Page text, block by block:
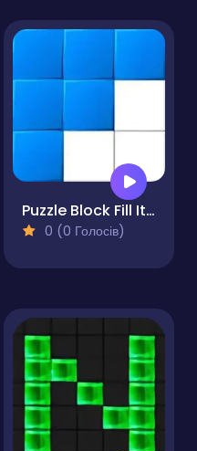
Puzzle Block Fill It Completely
0 (0 Голосів)